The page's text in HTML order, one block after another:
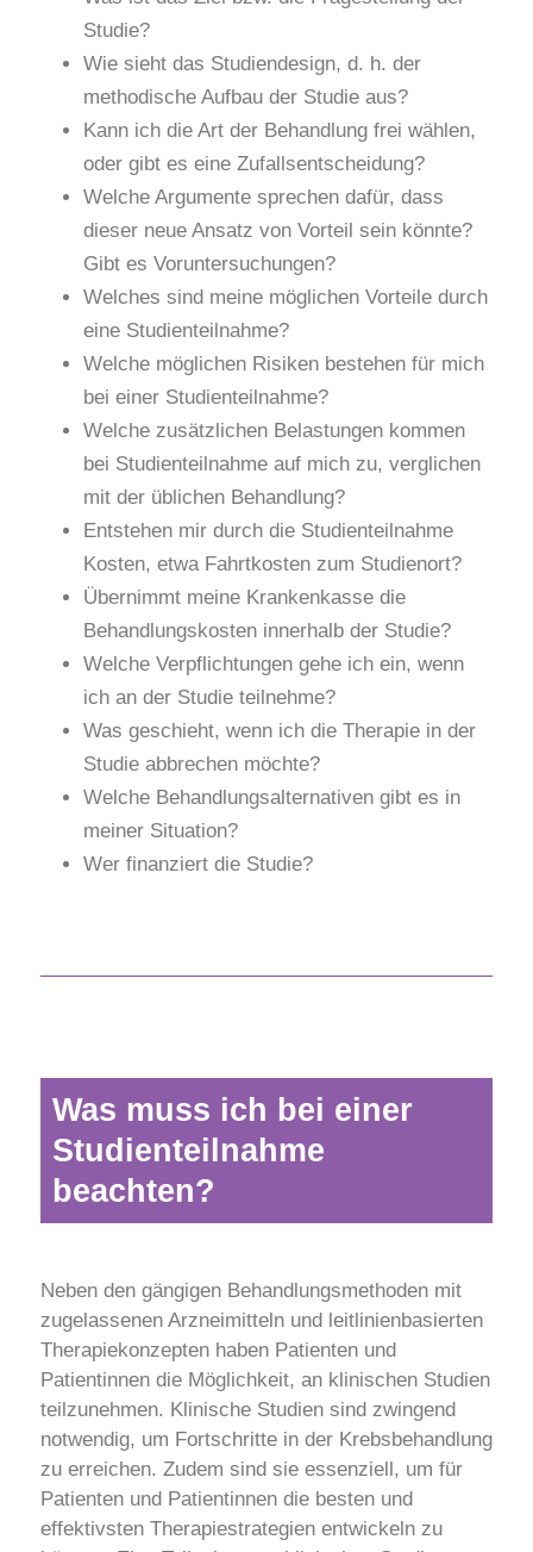
Studie?
Wie sieht das Studiendesign, d. h. der
methodische Aufbau der Studie aus?
Kann ich die Art der Behandlung frei wählen,
oder gibt es eine Zufallsentscheidung?
Welche Argumente sprechen dafür, dass
dieser neue Ansatz von Vorteil sein könnte?
Gibt es Voruntersuchungen?
Welches sind meine möglichen Vorteile durch
eine Studienteilnahme?
Welche möglichen Risiken bestehen für mich
bei einer Studienteilnahme?
Welche zusätzlichen Belastungen kommen
bei Studienteilnahme auf mich zu, verglichen
mit der üblichen Behandlung?
Entstehen mir durch die Studienteilnahme
Kosten, etwa Fahrtkosten zum Studienort?
Übernimmt meine Krankenkasse die
Behandlungskosten innerhalb der Studie?
Welche Verpflichtungen gehe ich ein, wenn
ich an der Studie teilnehme?
Was geschieht, wenn ich die Therapie in der
Studie abbrechen möchte?
Welche Behandlungsalternativen gibt es in
meiner Situation?
Wer finanziert die Studie?
Was muss ich bei einer
Studienteilnahme
beachten?
Neben den gängigen Behandlungsmethoden mit
zugelassenen Arzneimitteln und leitlinienbasierten
Therapiekonzepten haben Patienten und
Patientinnen die Möglichkeit, an klinischen Studien
teilzunehmen. Klinische Studien sind zwingend
notwendig, um Fortschritte in der Krebsbehandlung
zu erreichen. Zudem sind sie essenziell, um für
Patienten und Patientinnen die besten und
effektivsten Therapiestrategien entwickeln zu